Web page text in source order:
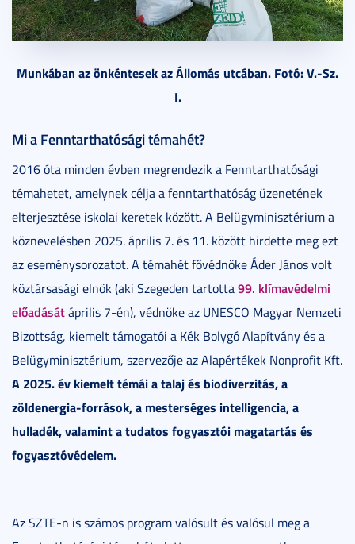
Munkában az önkéntesek az Állomás utcában. Fotó: V.-Sz.
I.
Mi a Fenntarthatósági témahét?
2016 óta minden évben megrendezik a Fenntarthatósági
témahetet, amelynek célja a fenntarthatóság üzenetének
elterjesztése iskolai keretek között. A Belügyminisztérium a
köznevelésben 2025. április 7. és 11. között hirdette meg ezt
az eseménysorozatot. A témahét fővédnöke Áder János volt
köztársasági elnök (aki Szegeden tartotta99. klímavédelmi
előadásátáprilis 7-én), védnöke az UNESCO Magyar Nemzeti
Bizottság, kiemelt támogatói a Kék Bolygó Alapítvány és a
Belügyminisztérium, szervezője az Alapértékek Nonprofit Kft.
A 2025. év kiemelt témái a talaj és biodiverzitás, a
zöldenergia-források, a mesterséges intelligencia, a
hulladék, valamint a tudatos fogyasztói magatartás és
fogyasztóvédelem.
Az SZTE-n is számos program valósult és valósul meg a